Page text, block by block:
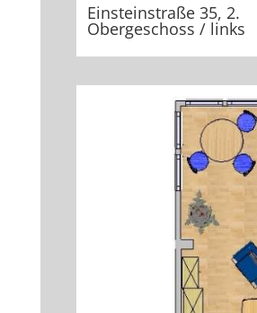
Einsteinstraße 35, 2.
Obergeschoss / links